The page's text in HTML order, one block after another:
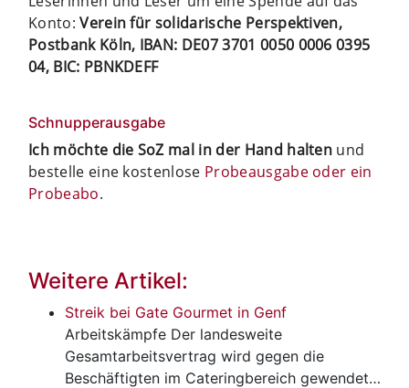
Konto:Verein für solidarische Perspektiven,
Postbank Köln, IBAN: DE07 3701 0050 0006 0395
04, BIC: PBNKDEFF
Schnupperausgabe
Ich möchte die SoZ mal in der Hand halten und
bestelle eine kostenlose Probeausgabe oder ein
Probeabo.
Weitere Artikel:
Streik bei Gate Gourmet in Genf
Arbeitskämpfe Der landesweite
Gesamtarbeitsvertrag wird gegen die
Beschäftigten im Cateringbereich gewendet…